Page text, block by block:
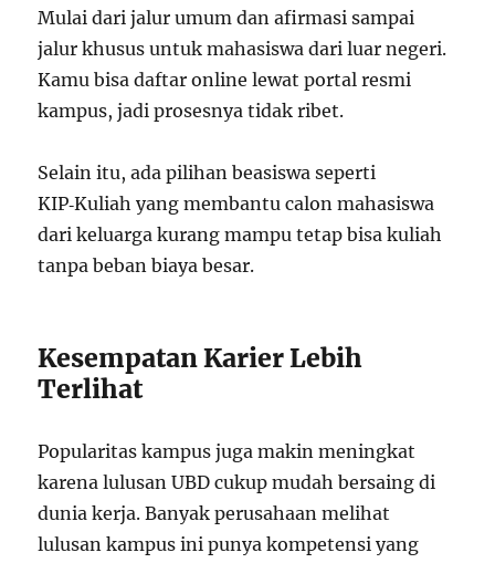
Mulai dari jalur umum dan afirmasi sampai
jalur khusus untuk mahasiswa dari luar negeri.
Kamu bisa daftar online lewat portal resmi
kampus, jadi prosesnya tidak ribet.
Selain itu, ada pilihan beasiswa seperti
KIP‑Kuliah yang membantu calon mahasiswa
dari keluarga kurang mampu tetap bisa kuliah
tanpa beban biaya besar.
Kesempatan Karier Lebih
Terlihat
Popularitas kampus juga makin meningkat
karena lulusan UBD cukup mudah bersaing di
dunia kerja. Banyak perusahaan melihat
lulusan kampus ini punya kompetensi yang